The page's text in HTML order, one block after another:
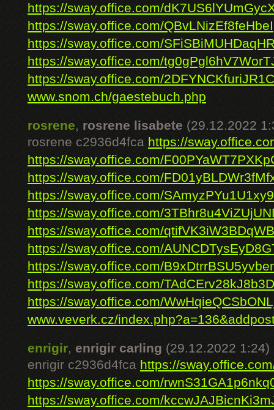
https://sway.office.com/
https://sway.office.com/QBvLNizEf8feHbeI
https://sway.office.com/
https://sway.office.com/
https://sway.office.com/
www.snom.ch/gaestebuch.php
rosrene, rosrene lisabete (29.12.2022
rosrene c2936d4fca https://
https://sway.office.com/
https://sway.office.com/
https://sway.office.com/
https://sway.office.com/
https://sway.office.com/
https://sway.office.com/
https://sway.office.com/
https://sway.office.com/
https://sway.office.com/
www.veverk.cz/
enrigir, enrigir carling (29.12.2022 1:24)
enrigir c2936d4fca https://
https://sway.office.com/
https://sway.office.com/